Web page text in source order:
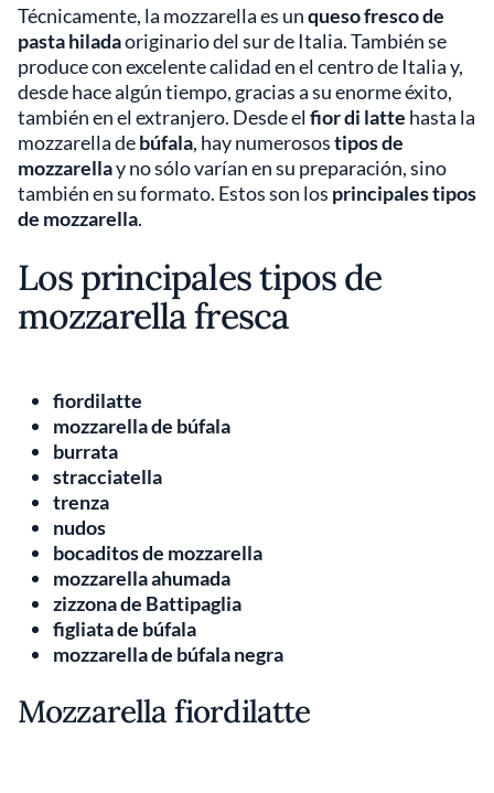
Técnicamente, la mozzarella es unqueso fresco de
pasta hiladaoriginario del sur de Italia. También se
produce con excelente calidad en el centro de Italia y,
desde hace algún tiempo, gracias a su enorme éxito,
también en el extranjero. Desde el fior di latte hasta la
mozzarella debúfala, hay numerosostipos de
mozzarellay no sólo varían en su preparación, sino
también en su formato. Estos son los principales tipos
de mozzarella.
Los principales tipos de
mozzarella fresca
fiordilatte
mozzarella de búfala
burrata
stracciatella
trenza
nudos
bocaditos de mozzarella
mozzarella ahumada
zizzona de Battipaglia
figliata de búfala
mozzarella de búfala negra
Mozzarella fiordilatte